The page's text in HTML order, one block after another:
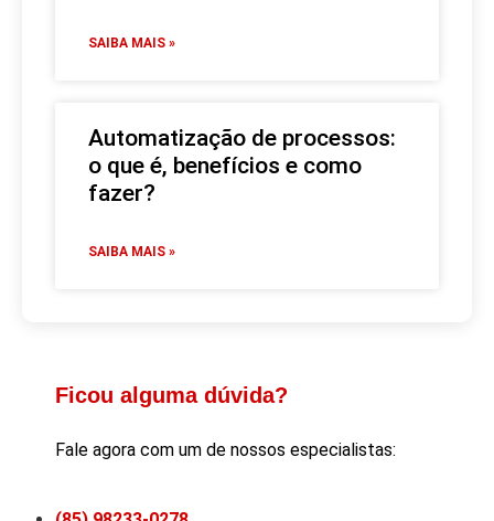
SAIBA MAIS »
Automatização de processos:
o que é, benefícios e como
fazer?
SAIBA MAIS »
Ficou alguma dúvida?
Fale agora com um de nossos especialistas: